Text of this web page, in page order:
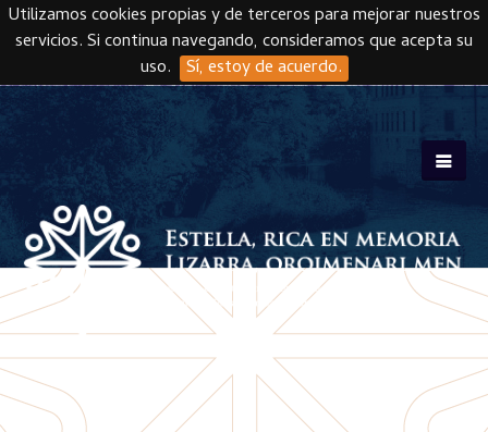
Utilizamos cookies propias y de terceros para mejorar nuestros
servicios. Si continua navegando, consideramos que acepta su
uso. Sí, estoy de acuerdo.
Skip to main content